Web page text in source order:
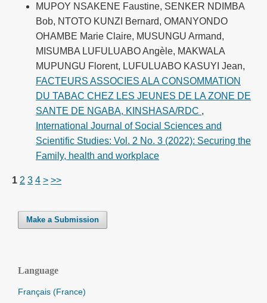
MUPOY NSAKENE Faustine, SENKER NDIMBA
Bob, NTOTO KUNZI Bernard, OMANYONDO
OHAMBE Marie Claire, MUSUNGU Armand,
MISUMBA LUFULUABO Angèle, MAKWALA
MUPUNGU Florent, LUFULUABO KASUYI Jean,
FACTEURS ASSOCIES ALA CONSOMMATION
DU TABAC CHEZ LES JEUNES DE LA ZONE DE
SANTE DE NGABA, KINSHASA/RDC ,
International Journal of Social Sciences and
Scientific Studies: Vol. 2 No. 3 (2022): Securing the
Family, health and workplace
1 2 3 4 > >>
Make a Submission
Language
Français (France)